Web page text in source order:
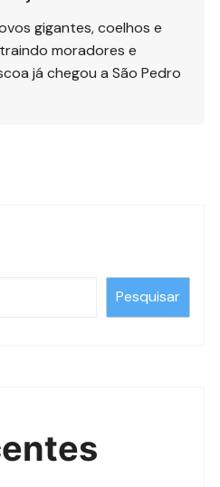
gigantes, coelhos e
moradores e
já chegou a São Pedro
Pesquisar